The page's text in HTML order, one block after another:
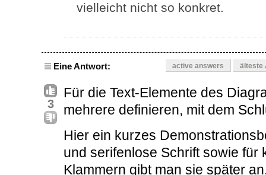
vielleicht nicht so konkret.
Eine Antwort: active answers älteste
3
Für die Text-Elemente des
mehrere definieren, mit dem
Hier ein kurzes
und serifenlose Schrift sowie für
Klammern gibt man sie später